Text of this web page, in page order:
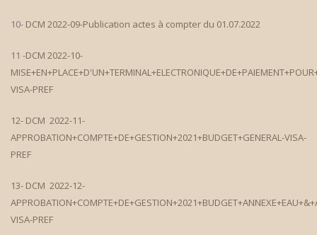
10- DCM 2022-09-Publication actes à compter du 01.07.2022
11 -DCM 2022-10-
VISA-PREF
12- DCM 2022-11-
APPROBATION+COMPTE+DE+GESTION+2021+BUDGET+GENERAL-VISA-
PREF
13- DCM 2022-12-
VISA-PREF